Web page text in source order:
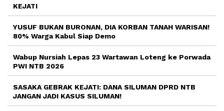
KEJATI
YUSUF BUKAN BURONAN, DIA KORBAN TANAH WARISAN!
80% Warga Kabul Siap Demo
Wabup Nursiah Lepas 23 Wartawan Loteng ke Porwada
PWI NTB 2026
SASAKA GEBRAK KEJATI: DANA SILUMAN DPRD NTB
JANGAN JADI KASUS SILUMAN!